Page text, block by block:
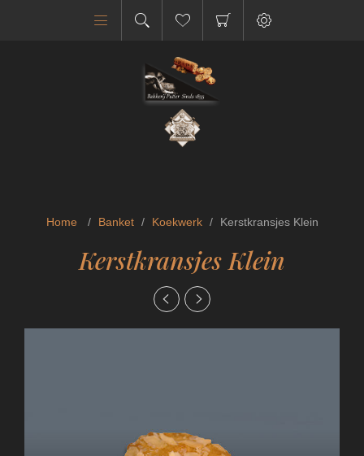
Home / Banket / Koekwerk / Kerstkransjes Klein
Kerstkransjes Klein